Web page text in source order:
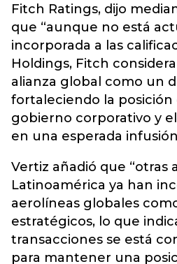
Fitch Ratings, dijo
que “aunque no está
incorporada a las
Holdings, Fitch
alianza global como un
fortaleciendo la posición
gobierno corporativo y
en una esperada
Vertiz añadió que “otras
Latinoamérica ya han
aerolíneas globales
estratégicos, lo que
transacciones se está
para mantener una